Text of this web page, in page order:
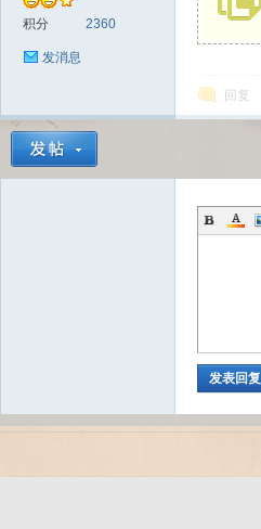
uz!
积分 2360
发消息
回复
发表回复